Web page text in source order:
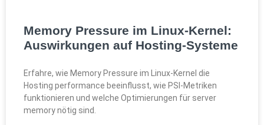
Memory Pressure im Linux-Kernel:
Auswirkungen auf Hosting-Systeme
Erfahre, wie Memory Pressure im Linux-Kernel die
Hosting performance beeinflusst, wie PSI-Metriken
funktionieren und welche Optimierungen für server
memory nötig sind.